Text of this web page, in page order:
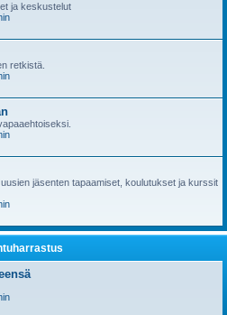
ja keskustelut
retkistä.
jäsenten tapaamiset, koulutukset ja kurssit